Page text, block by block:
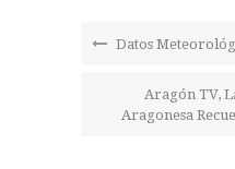
Datos
Aragón TV,
Aragonesa